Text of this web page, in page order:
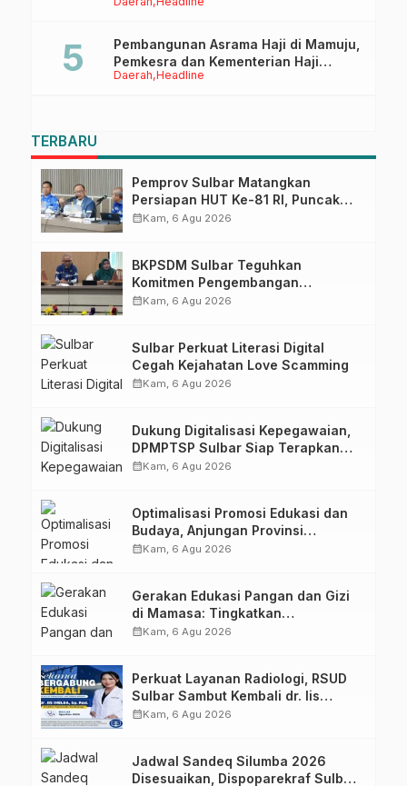
Ruang Digital
Daerah Headline
Pembangunan Asrama Haji di Mamuju,
Pemkesra dan Kementerian Haji
Sulbar Tinjau Lokasi
TERBARU
Pemprov Sulbar Matangkan
Persiapan HUT Ke-81 RI, Puncak
Upacara di Lapangan Ahmad
calendar_monthKam, 6 Agu 2026
BKPSDM Sulbar Teguhkan
Komitmen Pengembangan
Kompetensi ASN melalui
calendar_monthKam, 6 Agu 2026
Sulbar Perkuat Literasi Digital
Cegah Kejahatan Love Scamming
calendar_monthKam, 6 Agu 2026
Dukung Digitalisasi Kepegawaian,
DPMPTSP Sulbar Siap Terapkan
Aplikasi FLEKSI ASN
calendar_monthKam, 6 Agu 2026
Optimalisasi Promosi Edukasi dan
Budaya, Anjungan Provinsi
Sulawesi Barat Perkuat Kolaborasi
calendar_monthKam, 6 Agu 2026
Gerakan Edukasi Pangan dan Gizi
di Mamasa: Tingkatkan
Pengetahuan dan Keterampilan
calendar_monthKam, 6 Agu 2026
Perkuat Layanan Radiologi, RSUD
Sulbar Sambut Kembali dr. Iis
Imelda, Sp.Rad
calendar_monthKam, 6 Agu 2026
Jadwal Sandeq Silumba 2026
Disesuaikan, Dispoparekraf Sulbar